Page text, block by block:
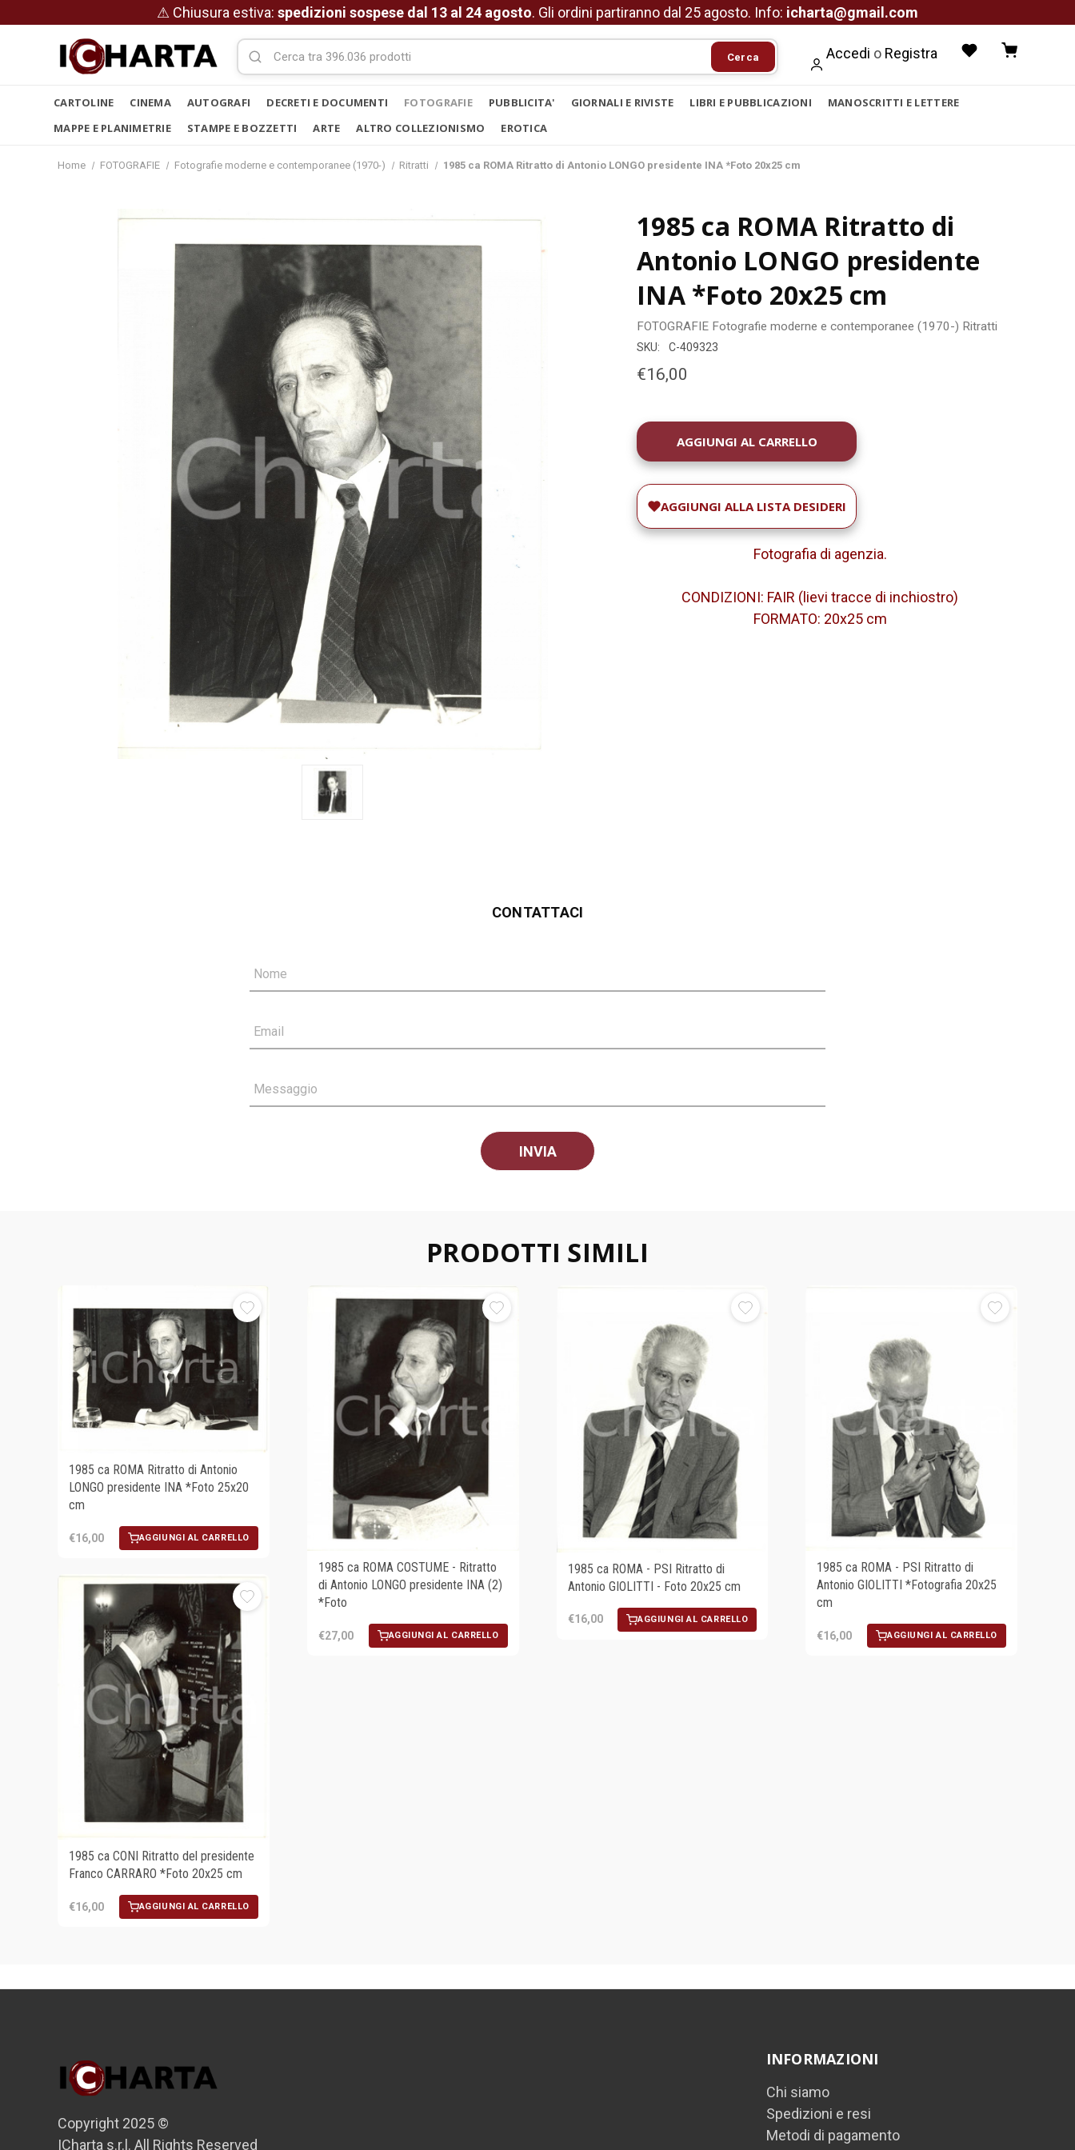
⚠ Chiusura estiva: spedizioni sospese dal 13 al 24 agosto. Gli ordini partiranno dal 25 agosto. Info: icharta@gmail.com
Cerca Accedi o Registra
CARTOLINE CINEMA AUTOGRAFI DECRETI E DOCUMENTI FOTOGRAFIE PUBBLICITA' GIORNALI E RIVISTE LIBRI E PUBBLICAZIONI
MANOSCRITTI E LETTERE
MAPPE E PLANIMETRIE
STAMPE E BOZZETTI ARTE ALTRO COLLEZIONISMO EROTICA
Home FOTOGRAFIE Fotografie moderne e contemporanee (1970-) Ritratti 1985 ca ROMA Ritratto di Antonio LONGO presidente INA *Foto 20x25 cm
1985 ca ROMA Ritratto di
Antonio LONGO presidente
INA *Foto 20x25 cm
FOTOGRAFIE Fotografie moderne e contemporanee (1970-) Ritratti
SKU: C-409323
€16,00
DISPONIBILITÀ
ATTUALE:
AGGIUNGI ALLA LISTA DESIDERI
Fotografia di agenzia.
CONDIZIONI: FAIR (lievi tracce di inchiostro)
FORMATO: 20x25 cm
CONTATTACI
Nome
Email
Messaggio
PRODOTTI SIMILI
1985 ca ROMA Ritratto di Antonio
LONGO presidente INA *Foto 25x20
cm
€16,00 AGGIUNGI AL CARRELLO
1985 ca ROMA COSTUME - Ritratto
di Antonio LONGO presidente INA (2)
*Foto
€27,00 AGGIUNGI AL CARRELLO
1985 ca ROMA - PSI Ritratto di
Antonio GIOLITTI - Foto 20x25 cm
€16,00 AGGIUNGI AL CARRELLO
1985 ca ROMA - PSI Ritratto di
Antonio GIOLITTI *Fotografia 20x25
cm
€16,00 AGGIUNGI AL CARRELLO
1985 ca CONI Ritratto del presidente
Franco CARRARO *Foto 20x25 cm
€16,00 AGGIUNGI AL CARRELLO
Copyright 2025 ©
ICharta s.r.l. All Rights Reserved
INFORMAZIONI
Chi siamo
Spedizioni e resi
Metodi di pagamento